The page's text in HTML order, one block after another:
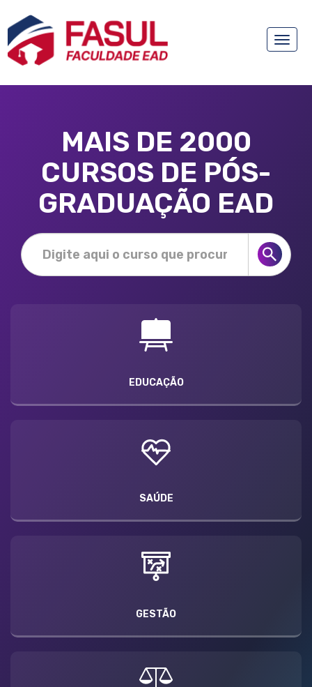
Toggle
MAIS DE 2000
CURSOS DE PÓS-
GRADUAÇÃO EAD
EDUCAÇÃO
SAÚDE
GESTÃO